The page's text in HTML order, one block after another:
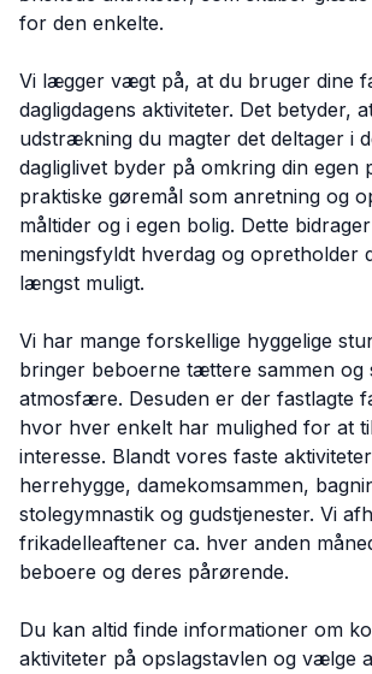
for den enkelte.
Vi lægger vægt på, at du bruger dine
dagligdagens aktiviteter. Det betyder,
udstrækning du magter det deltager i
dagliglivet byder på omkring din egen
praktiske gøremål som anretning og
måltider og i egen bolig. Dette
meningsfyldt hverdag og opretholder
længst muligt.
Vi har mange forskellige hyggelige
bringer beboerne tættere sammen og
atmosfære. Desuden er der fastlagte
hvor hver enkelt har mulighed for at
interesse. Blandt vores faste
herrehygge, damekomsammen,
stolegymnastik og gudstjenester. Vi
frikadelleaftener ca. hver anden
beboere og deres pårørende.
Du kan altid finde informationer om
aktiviteter på opslagstavlen og vælge